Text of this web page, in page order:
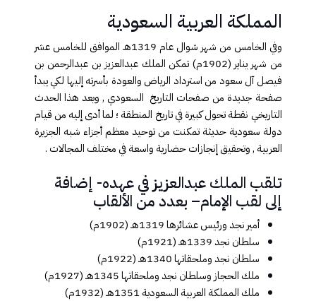
المملكة العربية السعودية
وفي الخامس من ش​هر شوال عام 1319هـ الموافق للخامس عشر
من شهر يناير (1902م) تمكن الملك عبدالعزيز بن عبدالرحمن بن
فيصل آل سعود من استرداد الرياض والعودة بأسرته إليها لكي يبدأ
صفحة جديدة من صفحات التاريخ السعودي , ويعد هذا الحدث
التاريخي نقطة تحول كبيرة في تاريخ المنطقة ؛ لما أدى إليه من قيام
دولة سعودية حديثة تمكنت من توحيد معظم أجزاء شبه الجزيرة
العربية , وتحقيق إنجازات حضارية واسعة في مختلف المجالات .​
تلقب الملك عبدالعزيز في عهده- إضافة
إلى لقب الإمام– بعدد من الألقاب
أمير نجد ورئيس عشائرها 1319هـ (1902م)
سلطان نجد 1339هـ (1921م)
سلطان نجد وملحقاتها 1340هـ (1922م)
ملك الحجاز وسلطان نجد وملحقاتها 1345هـ (1927م)
ملك المملكة العربية السعودية 1351هـ (1932م)